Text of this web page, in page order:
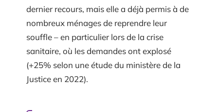
dernier recours, mais elle a déjà permis à de
nombreux ménages de reprendre leur
souffle – en particulier lors de la crise
sanitaire, où les demandes ont explosé
(+25% selon une étude du ministère de la
Justice en 2022).